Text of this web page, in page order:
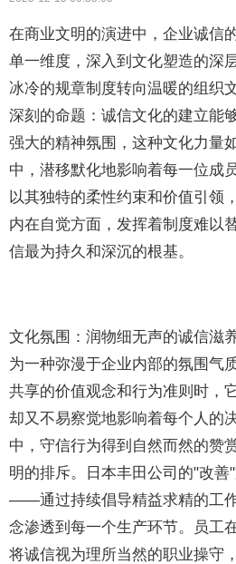
在商业文明的演进中，企业诚信
单一维度，深入到文化塑造的深
冰冷的规章制度转向温暖的组织
深刻的命题：诚信文化的建立能
强大的精神氛围，这种文化力量
中，潜移默化地影响着每一位成
以其独特的柔性约束和价值引领
内在自觉方面，发挥着制度难以
信最为持久和深沉的根基。
文化氛围：润物细无声的诚信滋
为一种弥漫于企业内部的氛围气
共享的价值观念和行为准则时，
却又不易察觉地影响着每个人的
中，守信行为得到自然而然的赞
明的排斥。日本丰田公司的"改
——通过持续倡导精益求精的工
念渗透到每一个生产环节。员工
将诚信视为理所当然的职业操守